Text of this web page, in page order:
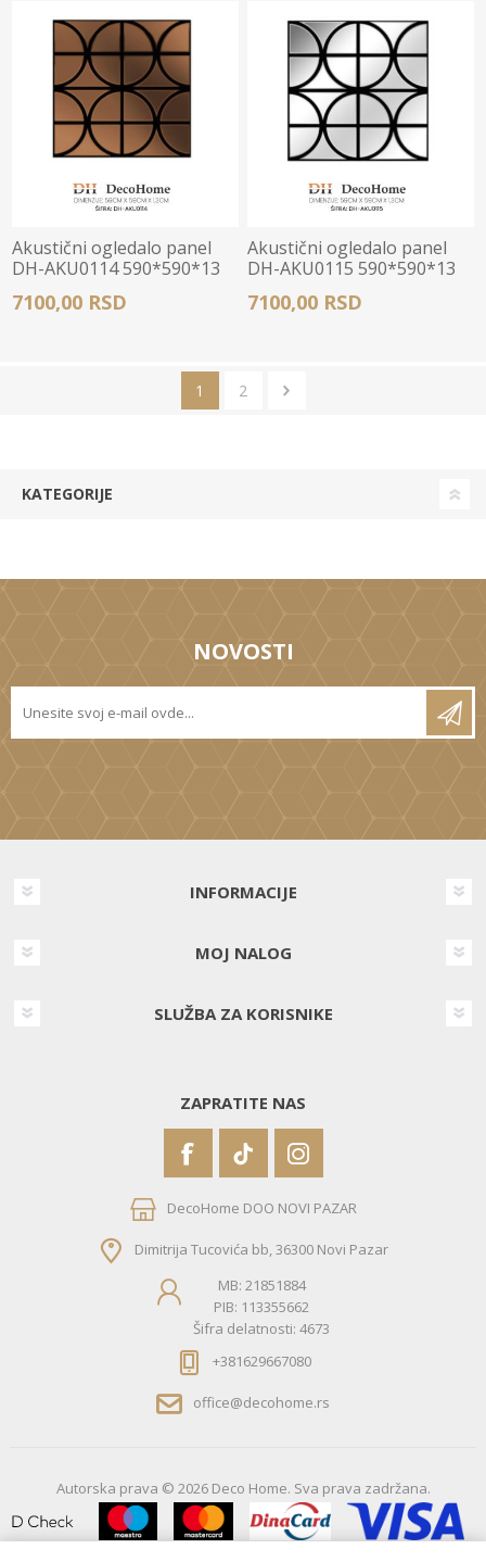
Akustični ogledalo panel
DH-AKU0114 590*590*13
7100,00 RSD
Akustični ogledalo panel
DH-AKU0115 590*590*13
7100,00 RSD
1 2
KATEGORIJE
NOVOSTI
INFORMACIJE
MOJ NALOG
SLUŽBA ZA KORISNIKE
ZAPRATITE NAS
DecoHome DOO NOVI PAZAR
Dimitrija Tucovića bb, 36300 Novi Pazar
MB: 21851884
PIB: 113355662
Šifra delatnosti: 4673
+381629667080
office@decohome.rs
Autorska prava © 2026 Deco Home. Sva prava zadržana.